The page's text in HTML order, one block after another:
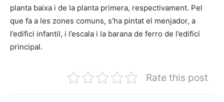
planta baixa i de la planta primera, respectivament. Pel
que fa a les zones comuns, s’ha pintat el menjador, a
l’edifici infantil, i l’escala i la barana de ferro de l’edifici
principal.
Rate this post